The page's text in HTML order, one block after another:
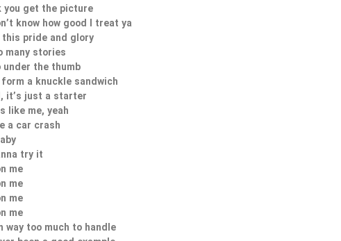
you get the picture
know how good I treat ya
pride and glory
many stories
under the thumb
a knuckle sandwich
it’s just a starter
like me, yeah
a car crash
try it
me
me
me
me
way too much to handle